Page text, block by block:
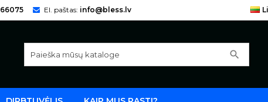
El. paštas: info@bless.lv
search